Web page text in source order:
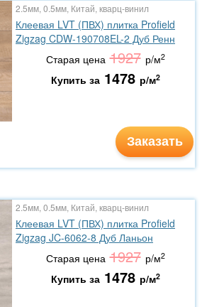
2.5мм, 0.5мм, Китай, кварц-винил
Клеевая LVT (ПВХ) плитка Profield
Zigzag CDW-190708EL-2 Дуб Ренн
Старая цена 1927 р/м2
Купить за 1478 р/м2
Заказать
2.5мм, 0.5мм, Китай, кварц-винил
Клеевая LVT (ПВХ) плитка Profield
Zigzag JC-6062-8 Дуб Ланьон
Старая цена 1927 р/м2
Купить за 1478 р/м2